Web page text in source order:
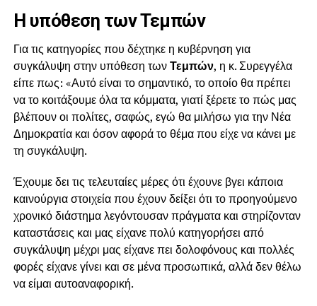
Η υπόθεση των Τεμπών
Για τις κατηγορίες που δέχτηκε η κυβέρνηση για
συγκάλυψη στην υπόθεση τωνΤεμπών, η κ. Συρεγγέλα
είπε πως: «Αυτό είναι το σημαντικό, το οποίο θα πρέπει
να το κοιτάξουμε όλα τα κόμματα, γιατί ξέρετε το πώς μας
βλέπουν οι πολίτες, σαφώς, εγώ θα μιλήσω για την Νέα
Δημοκρατία και όσον αφορά το θέμα που είχε να κάνει με
τη συγκάλυψη.
Έχουμε δει τις τελευταίες μέρες ότι έχουνε βγει κάποια
καινούργια στοιχεία που έχουν δείξει ότι το προηγούμενο
χρονικό διάστημα λεγόντουσαν πράγματα και στηρίζονταν
καταστάσεις και μας είχανε πολύ κατηγορήσει από
συγκάλυψη μέχρι μας είχανε πει δολοφόνους και πολλές
φορές είχανε γίνει και σε μένα προσωπικά, αλλά δεν θέλω
να είμαι αυτοαναφορική.